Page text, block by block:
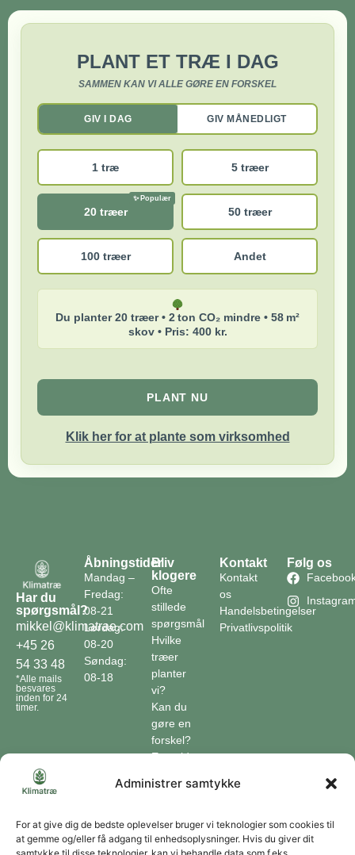
Administrer samtykke
For at give dig de bedste oplevelser bruger vi teknologier som cookies til
at gemme og/eller få adgang til enhedsoplysninger. Hvis du giver dit
PLANT ET TRÆ I DAG
SAMMEN KAN VI ALLE GØRE EN FORSKEL
GIV I DAG GIV MÅNEDLIGT
1 træ 5 træer
20 træer 50 træer
100 træer Andet
Du planter 20 træer • 2 ton CO₂ mindre • 58 m²
skov • Pris: 400 kr.
PLANT NU
Klik her for at plante som virksomhed
Har du
spørgsmål?
mikkel@klimatrae.com
+45 26
54 33 48
*Alle mails
besvares
inden for 24
timer.
Åbningstider
Mandag –
Fredag:
08-21
Lørdag:
08-20
Søndag:
08-18
Bliv
klogere
Ofte
stillede
spørgsmål
Hvilke
træer
planter
vi?
Kan du
gøre en
forskel?
En guide
Klimaordbogen
optager
træer
Kontakt
Kontakt
os
Handelsbetingelser
Privatlivspolitik
Følg os